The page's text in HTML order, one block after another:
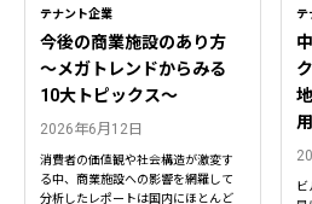
テナント企業
今後の商業施設のあり方
〜メガトレンドからみる
10大トピックス〜
2026年6月12日
消費者の価値観や社会構造が激変す
る中、商業施設への影響を網羅して
分析したレポートは国内にほとんど
テ